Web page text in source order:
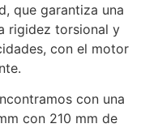
que garantiza una
rigidez torsional y
con el motor
con una
con 210 mm de